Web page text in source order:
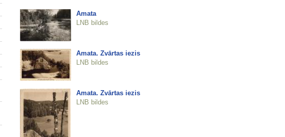
Amata
LNB bildes
Amata. Zvārtas iezis
LNB bildes
Amata. Zvārtas iezis
LNB bildes